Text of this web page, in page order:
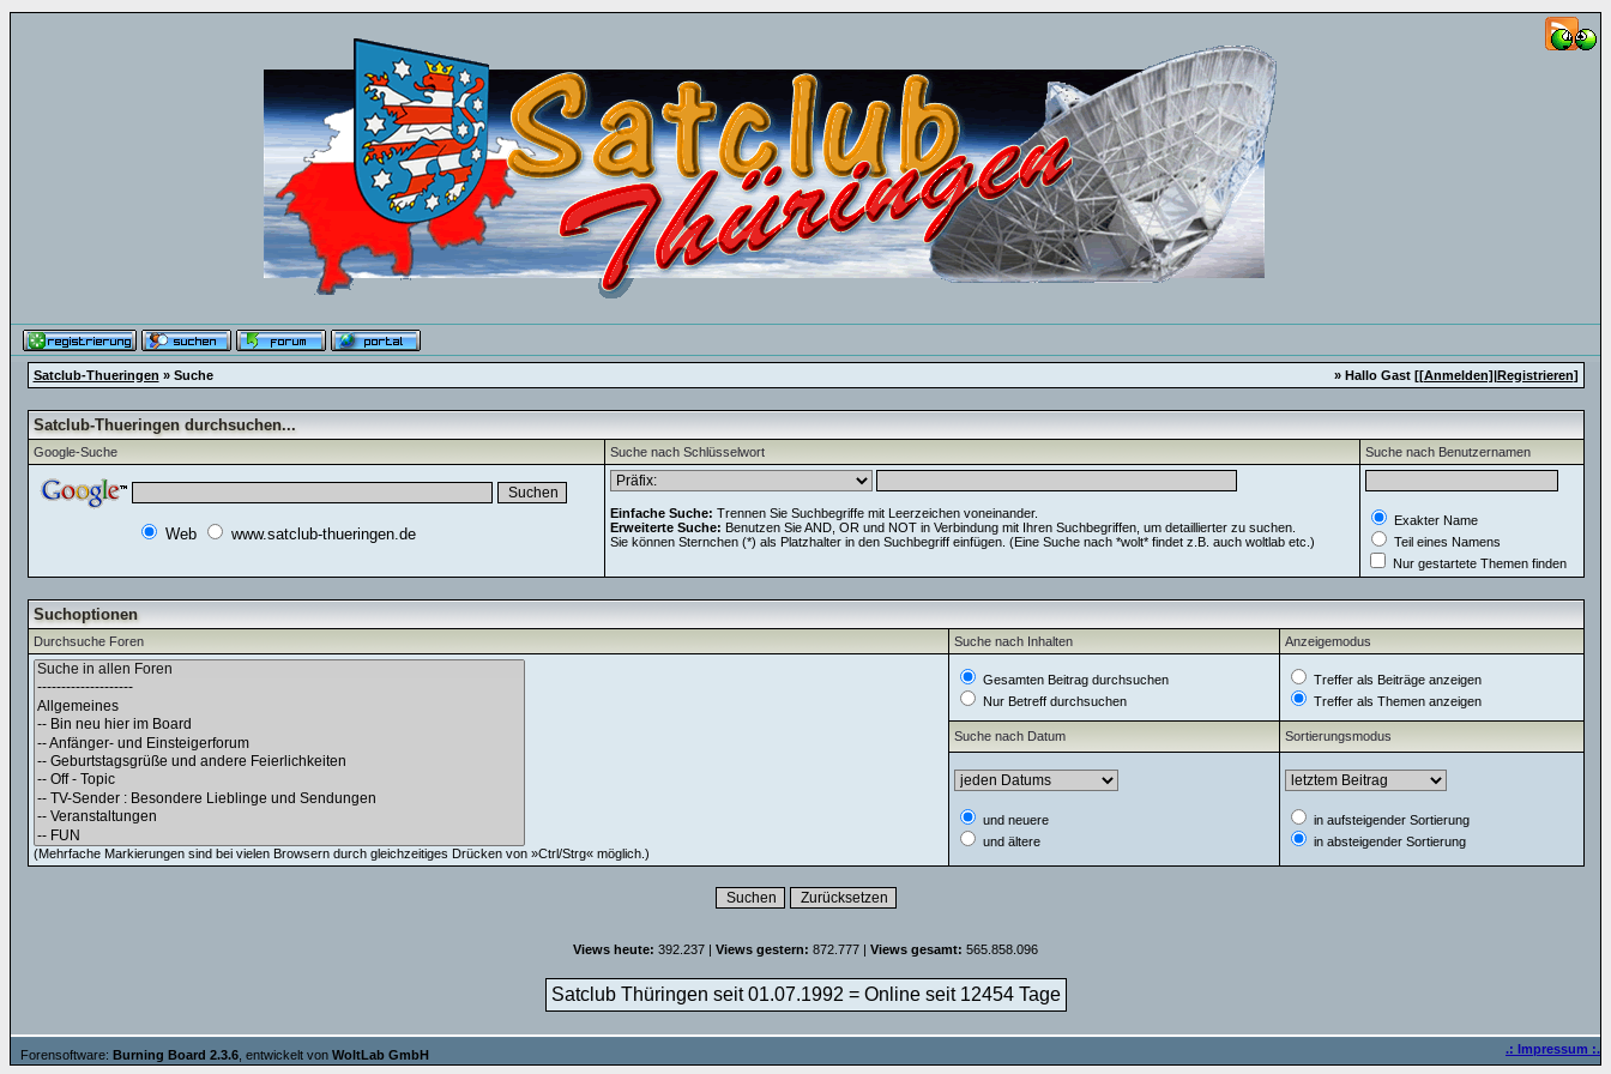
Satclub-Thueringen » Suche » Hallo Gast [[Anmelden]|Registrieren]
Satclub-Thueringen durchsuchen...
Google-Suche Suche nach Schlüsselwort Suche nach Benutzernamen
Web www.satclub-thueringen.de
Einfache Suche: Trennen Sie Suchbegriffe mit Leerzeichen voneinander.
Erweiterte Suche: Benutzen Sie AND, OR und NOT in Verbindung mit Ihren Suchbegriffen, um detaillierter zu suchen.
Sie können Sternchen (*) als Platzhalter in den Suchbegriff einfügen. (Eine Suche nach *wolt* findet z.B. auch woltlab etc.)
Exakter Name
Teil eines Namens
Nur gestartete Themen finden
Suchoptionen
Durchsuche Foren Suche nach Inhalten Anzeigemodus
(Mehrfache Markierungen sind bei vielen Browsern durch gleichzeitiges Drücken von »Ctrl/Strg« möglich.)
Gesamten Beitrag durchsuchen
Nur Betreff durchsuchen
Treffer als Beiträge anzeigen
Treffer als Themen anzeigen
Suche nach Datum Sortierungsmodus
und neuere
und ältere
in aufsteigender Sortierung
in absteigender Sortierung
Views heute: 392.237 | Views gestern: 872.777 | Views gesamt: 565.858.096
Satclub Thüringen seit 01.07.1992 = Online seit 12454 Tage
Forensoftware: Burning Board 2.3.6 , entwickelt von WoltLab GmbH .: Impressum :.